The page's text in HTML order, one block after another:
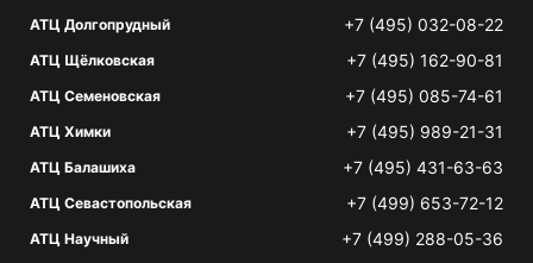
АТЦ Долгопрудный +7 (495) 032-08-22
АТЦ Щёлковская +7 (495) 162-90-81
АТЦ Семеновская +7 (495) 085-74-61
АТЦ Химки +7 (495) 989-21-31
АТЦ Балашиха +7 (495) 431-63-63
АТЦ Севастопольская +7 (499) 653-72-12
АТЦ Научный +7 (499) 288-05-36